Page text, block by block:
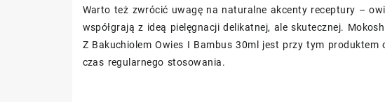
Warto też zwrócić uwagę na naturalne akcenty receptury –
współgrają z ideą pielęgnacji delikatnej, ale skutecznej.
Z Bakuchiolem Owies I Bambus 30ml jest przy tym
czas regularnego stosowania.